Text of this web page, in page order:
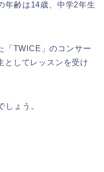
年齢は14歳、中学2年生
「TWICE」のコンサー
としてレッスンを受け
しょう。